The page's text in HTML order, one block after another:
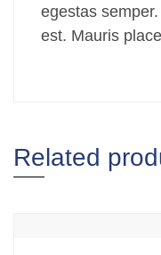
egestas
est. Mauris
Related